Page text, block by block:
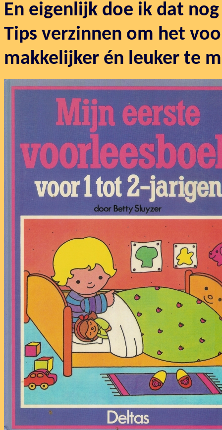
En eigenlijk doe ik dat
Tips verzinnen om het
makkelijker én leuker te